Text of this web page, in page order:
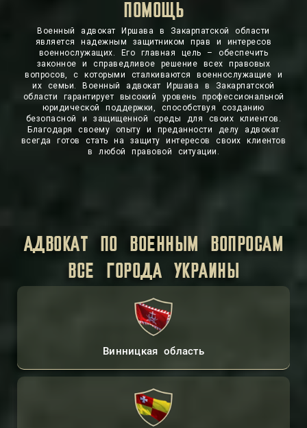
ЗАЩИТА
ПОМОЩЬ
Военный адвокат Иршава в Закарпатской области
является надежным защитником прав и интересов
военнослужащих. Его главная цель – обеспечить
законное и справедливое решение всех правовых
вопросов, с которыми сталкиваются военнослужащие и
их семьи. Военный адвокат Иршава в Закарпатской
области гарантирует высокий уровень профессиональной
юридической поддержки, способствуя созданию
безопасной и защищенной среды для своих клиентов.
Благодаря своему опыту и преданности делу адвокат
всегда готов стать на защиту интересов своих клиентов
в любой правовой ситуации.
АДВОКАТ ПО ВОЕННЫМ ВОПРОСАМ
ВСЕ ГОРОДА УКРАИНЫ
Винницкая область